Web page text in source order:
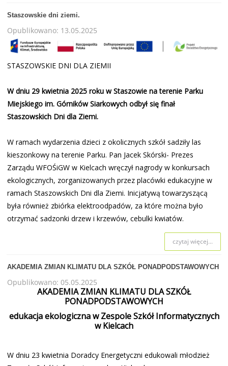
Staszowskie dni ziemi.
Opublikowano: 13.05.2025
STASZOWSKIE DNI DLA ZIEMII
W dniu 29 kwietnia 2025 roku w Staszowie na terenie Parku
Miejskiego im. Górników Siarkowych odbył się finał
Staszowskich Dni dla Ziemi.
W ramach wydarzenia dzieci z okolicznych szkół sadziły las
kieszonkowy na terenie Parku. Pan Jacek Skórski- Prezes
Zarządu WFOŚiGW w Kielcach wręczył nagrody w konkursach
ekologicznych, zorganizowanych przez placówki edukacyjne w
ramach Staszowskich Dni dla Ziemi. Inicjatywą towarzyszącą
była również zbiórka elektroodpadów, za które można było
otrzymać sadzonki drzew i krzewów, cebulki kwiatów.
czytaj więcej...
AKADEMIA ZMIAN KLIMATU DLA SZKÓŁ PONADPODSTAWOWYCH
Opublikowano: 05.05.2025
AKADEMIA ZMIAN KLIMATU DLA SZKÓŁ
PONADPODSTAWOWYCH
edukacja ekologiczna w Zespole Szkół Informatycznych
w Kielcach
W dniu 23 kwietnia Doradcy Energetyczni edukowali młodzież